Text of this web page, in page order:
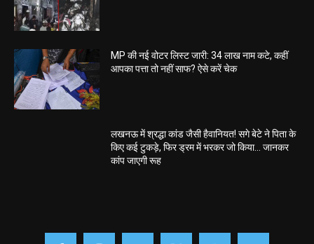
MP की नई वोटर लिस्ट जारी: 34 लाख नाम कटे, कहीं
आपका पत्ता तो नहीं साफ? ऐसे करें चेक
लखनऊ में श्रद्धा कांड जैसी हैवानियत! सगे बेटे ने पिता के
किए कई टुकड़े, फिर ड्रम में भरकर जो किया… जानकर
कांप जाएगी रूह